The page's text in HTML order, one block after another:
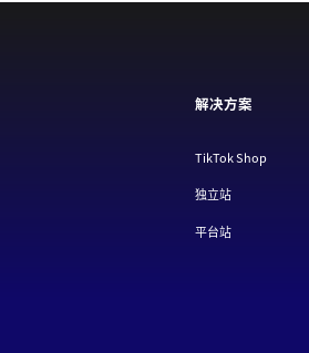
解决方案
TikTok Shop
独立站
平台站